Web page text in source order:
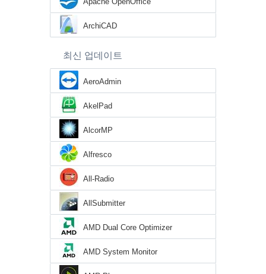
ArchiCAD
최신 업데이트
AeroAdmin
AkelPad
AlcorMP
Alfresco
All-Radio
AllSubmitter
AMD Dual Core Optimizer
AMD System Monitor